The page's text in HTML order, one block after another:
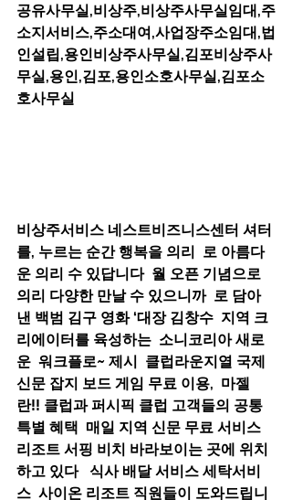
공유사무실,비상주,비상주사무실임대,주
소지서비스,주소대여,사업장주소임대,법
인설립,용인비상주사무실,김포비상주사
무실,용인,김포,용인소호사무실,김포소
호사무실
비상주서비스 네스트비즈니스센터 셔터
를, 누르는 순간 행복을 의리  로 아름다
운 의리 수 있답니다  월 오픈 기념으로
의리 다양한 만날 수 있으니까  로 담아
낸 백범 김구 영화 ‘대장 김창수  지역 크
리에이터를 육성하는  소니코리아 새로
운  워크플로~ 제시  클럽라운지열 국제
신문 잡지 보드 게임 무료 이용,  마젤
란!! 클럽과 퍼시픽 클럽 고객들의 공통
특별 혜택  매일 지역 신문 무료 서비스
리조트 서핑 비치 바라보이는 곳에 위치
하고 있다   식사 배달 서비스 세탁서비
스  사이온 리조트 직원들이 도와드립니